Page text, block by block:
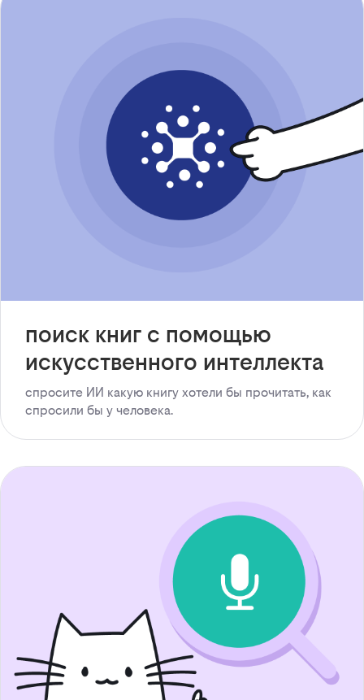
поиск книг с помощью
искусственного интеллекта
спросите ИИ какую книгу хотели бы прочитать, как
спросили бы у человека.